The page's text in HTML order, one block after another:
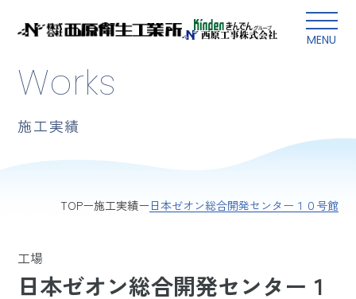
MENU
本文にスキップ
Works
施工実績
TOP 施工実績 日本ゼオン総合開発センター１０号館
工場
日本ゼオン総合開発センター１